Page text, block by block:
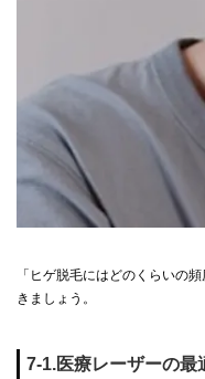
「ヒゲ脱毛にはどのくらいの
きましょう。
7-1.医療レーザーの最